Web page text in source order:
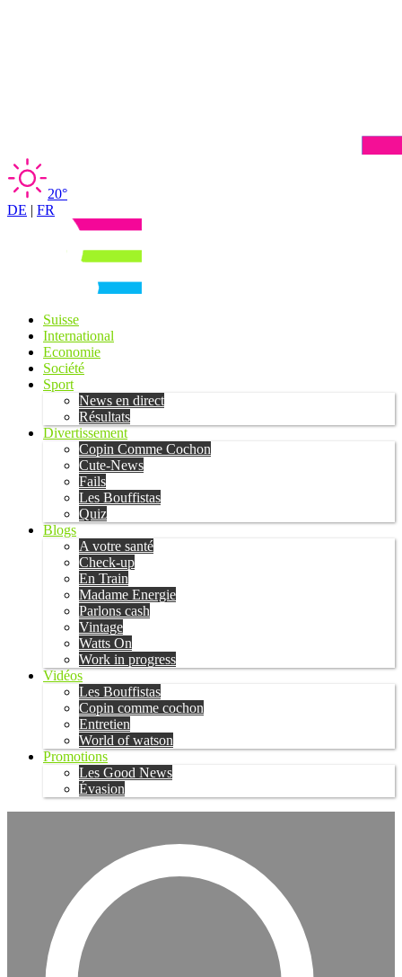
20°
DE | FR
Suisse
International
Economie
Société
Sport
News en direct
Résultats
Divertissement
Copin Comme Cochon
Cute-News
Fails
Les Bouffistas
Quiz
Blogs
A votre santé
Check-up
En Train
Madame Energie
Parlons cash
Vintage
Watts On
Work in progress
Vidéos
Les Bouffistas
Copin comme cochon
Entretien
World of watson
Promotions
Les Good News
Évasion